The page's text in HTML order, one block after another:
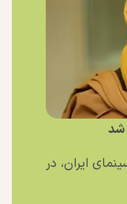
شد
ایران، در